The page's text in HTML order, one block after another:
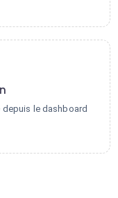
depuis le dashboard